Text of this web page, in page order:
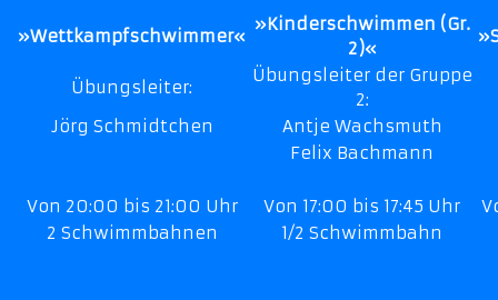
»Wettkampfschwimmer«
»Kinderschwimmen (Gr.
2)«
Übungsleiter:
Übungsleiter der Gruppe
2:
Jörg Schmidtchen
Antje Wachsmuth
Felix Bachmann
Von 20:00 bis 21:00 Uhr Von 17:00 bis 17:45 Uhr
2 Schwimmbahnen
1/2 Schwimmbahn